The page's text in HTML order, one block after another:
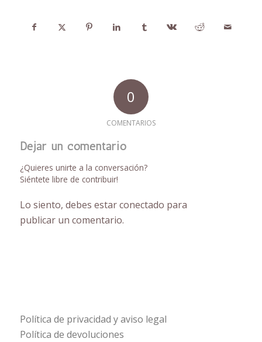
0
COMENTARIOS
Dejar un comentario
¿Quieres unirte a la conversación?
Siéntete libre de contribuir!
Lo siento, debes estarconectado para
publicar un comentario.
Política de privacidad y aviso legal
Política de devoluciones